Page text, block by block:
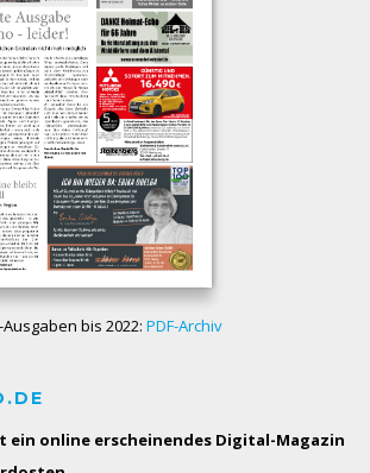
bis 2022: PDF-Archiv
ein online erscheinendes Digital-Magazin